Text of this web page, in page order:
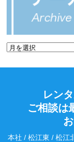
レン
ご相談は
本社 / 松江東 / 松江